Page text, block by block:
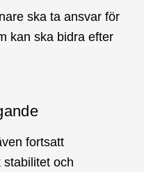
ska ta ansvar för
kan ska bidra efter
fortsatt
stabilitet och